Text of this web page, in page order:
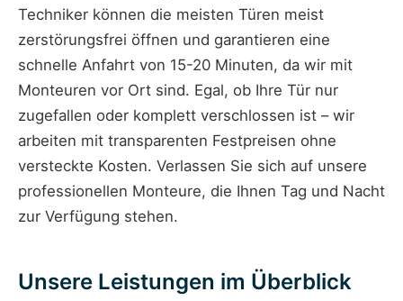
Techniker können die meisten Türen meist
zerstörungsfrei öffnen und garantieren eine
schnelle Anfahrt von 15-20 Minuten, da wir mit
Monteuren vor Ort sind. Egal, ob Ihre Tür nur
zugefallen oder komplett verschlossen ist – wir
arbeiten mit transparenten Festpreisen ohne
versteckte Kosten. Verlassen Sie sich auf unsere
professionellen Monteure, die Ihnen Tag und Nacht
zur Verfügung stehen.
Unsere Leistungen im Überblick